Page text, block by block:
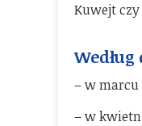
Kuwejt
– w marcu
– w